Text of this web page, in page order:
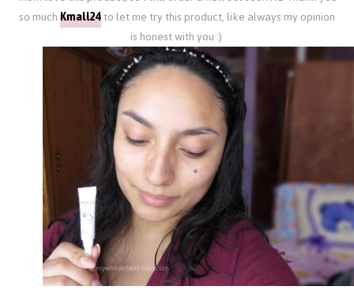
so muchKmall24to let me try this product, like always my opinion
is honest with you :)